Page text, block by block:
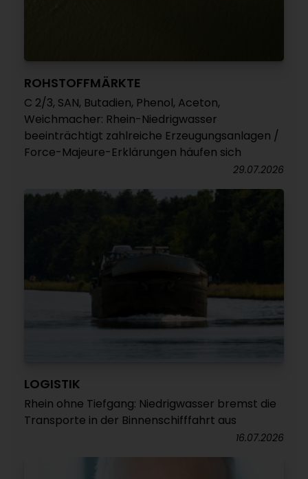
ROHSTOFFMÄRKTE
C 2/3, SAN, Butadien, Phenol, Aceton,
Weichmacher: Rhein-Niedrigwasser
beeinträchtigt zahlreiche Erzeugungsanlagen /
Force-Majeure-Erklärungen häufen sich
29.07.2026
LOGISTIK
Rhein ohne Tiefgang: Niedrigwasser bremst die
Transporte in der Binnenschifffahrt aus
16.07.2026